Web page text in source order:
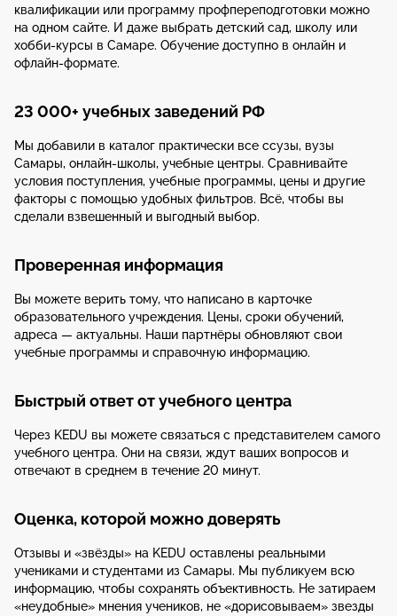
квалификации или программу профпереподготовки можно
на одном сайте. И даже выбрать детский сад, школу или
хобби-курсы в Самаре. Обучение доступно в онлайн и
офлайн-формате.
23 000+ учебных заведений РФ
Мы добавили в каталог практически все ссузы, вузы
Самары, онлайн-школы, учебные центры. Сравнивайте
условия поступления, учебные программы, цены и другие
факторы с помощью удобных фильтров. Всё, чтобы вы
сделали взвешенный и выгодный выбор.
Проверенная информация
Вы можете верить тому, что написано в карточке
образовательного учреждения. Цены, сроки обучений,
адреса — актуальны. Наши партнёры обновляют свои
учебные программы и справочную информацию.
Быстрый ответ от учебного центра
Через KEDU вы можете связаться с представителем самого
учебного центра. Они на связи, ждут ваших вопросов и
отвечают в среднем в течение 20 минут.
Оценка, которой можно доверять
Отзывы и «звёзды» на KEDU оставлены реальными
учениками и студентами из Самары. Мы публикуем всю
информацию, чтобы сохранять объективность. Не затираем
«неудобные» мнения учеников, не «дорисовываем» звезды